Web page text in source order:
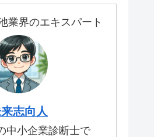
業界のエキスパート
志向人
中小企業診断士で